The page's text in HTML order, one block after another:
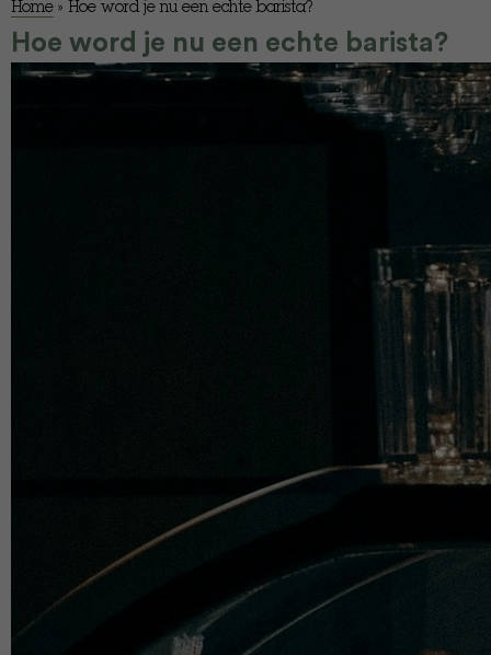
Home » Hoe word je nu een echte barista?
Hoe word je nu een echte barista?